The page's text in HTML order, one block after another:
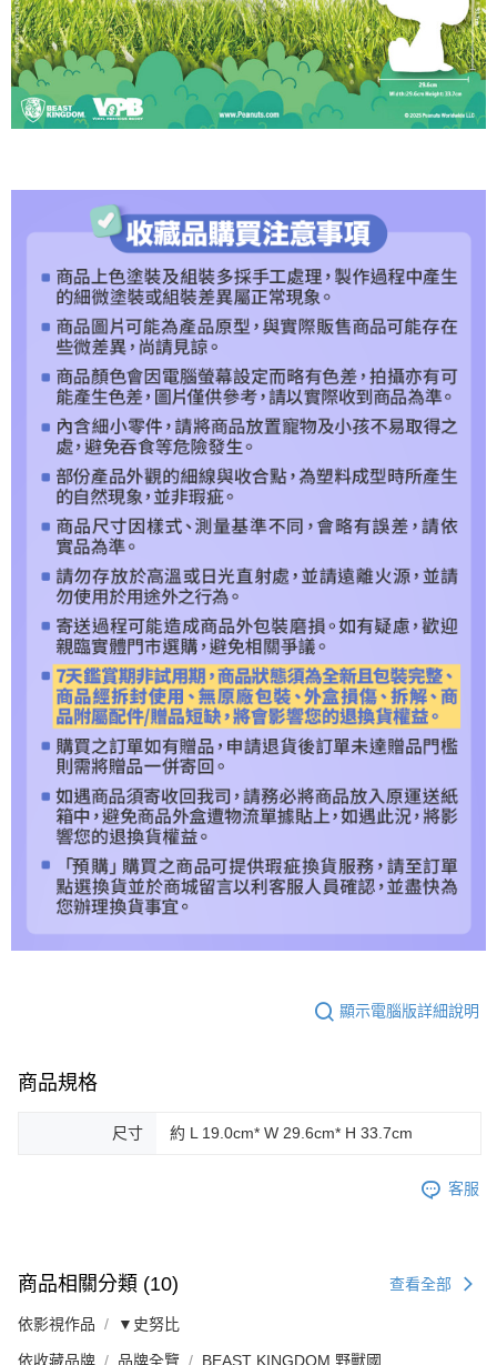
顯示電腦版詳細說明
商品規格
尺寸 約 L 19.0cm* W 29.6cm* H 33.7cm
客服
商品相關分類 (10) 查看全部
依影視作品 ▼史努比
依收藏品牌 品牌全覽 BEAST KINGDOM 野獸國